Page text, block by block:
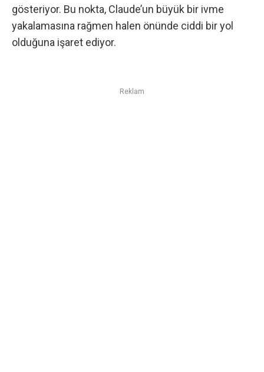
gösteriyor. Bu nokta, Claude’un büyük bir ivme
yakalamasına rağmen halen önünde ciddi bir yol
olduğuna işaret ediyor.
Reklam